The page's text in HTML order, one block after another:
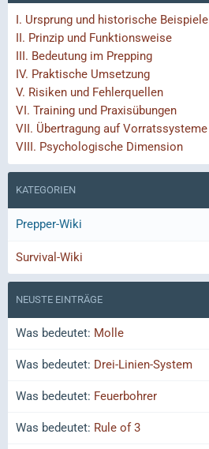
I. Ursprung und historische Beispiele
II. Prinzip und Funktionsweise
III. Bedeutung im Prepping
IV. Praktische Umsetzung
V. Risiken und Fehlerquellen
VI. Training und Praxisübungen
VII. Übertragung auf Vorratssysteme
VIII. Psychologische Dimension
KATEGORIEN
Prepper-Wiki
Survival-Wiki
NEUSTE EINTRÄGE
Was bedeutet: Molle
Was bedeutet: Drei-Linien-System
Was bedeutet: Feuerbohrer
Was bedeutet: Rule of 3